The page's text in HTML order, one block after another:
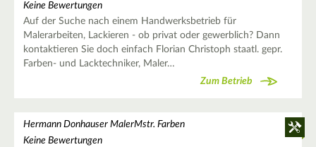
Keine Bewertungen
Auf der Suche nach einem Handwerksbetrieb für
Malerarbeiten, Lackieren - ob privat oder gewerblich? Dann
kontaktieren Sie doch einfach Florian Christoph staatl. gepr.
Farben- und Lacktechniker, Maler…
Zum Betrieb
Hermann Donhauser MalerMstr. Farben
Keine Bewertungen